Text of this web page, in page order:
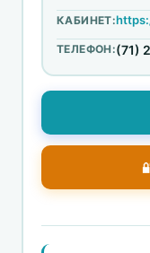
КАБИНЕТ:
ТЕЛЕФОН:(71)